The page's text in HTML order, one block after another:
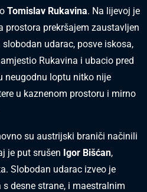
Tomislav Rukavina. Na lijevoj je
prostora prekršajem zaustavljen
udarac, posve iskosa,
Rukavina i ubacio pred
neugodnu loptu nitko nije
u kaznenom prostoru i mirno
su austrijski braniči načinili
je put srušen Igor Bišćan,
Slobodan udarac izveo je
s desne strane, i maestralnim